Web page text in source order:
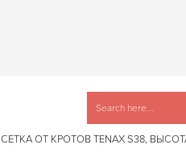
СЕТКА ОТ КРОТОВ TENAX S38,